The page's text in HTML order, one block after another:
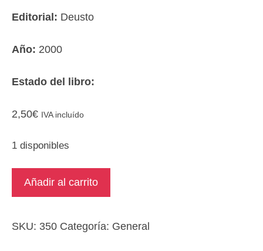
Editorial: Deusto
Año: 2000
Estado del libro:
2,50€ IVA incluído
1 disponibles
CGE
laboral:
Añadir al carrito
SKU: 350 Categoría: General